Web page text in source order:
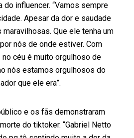
do influencer. “Vamos sempre
Apesar da dor e saudade
Que ele tenha um
nós de onde estiver. Com
céu é muito orgulhoso de
nós estamos orgulhosos do
que ele era”.
e os fãs demonstraram
do tiktoker. “Gabriel Netto